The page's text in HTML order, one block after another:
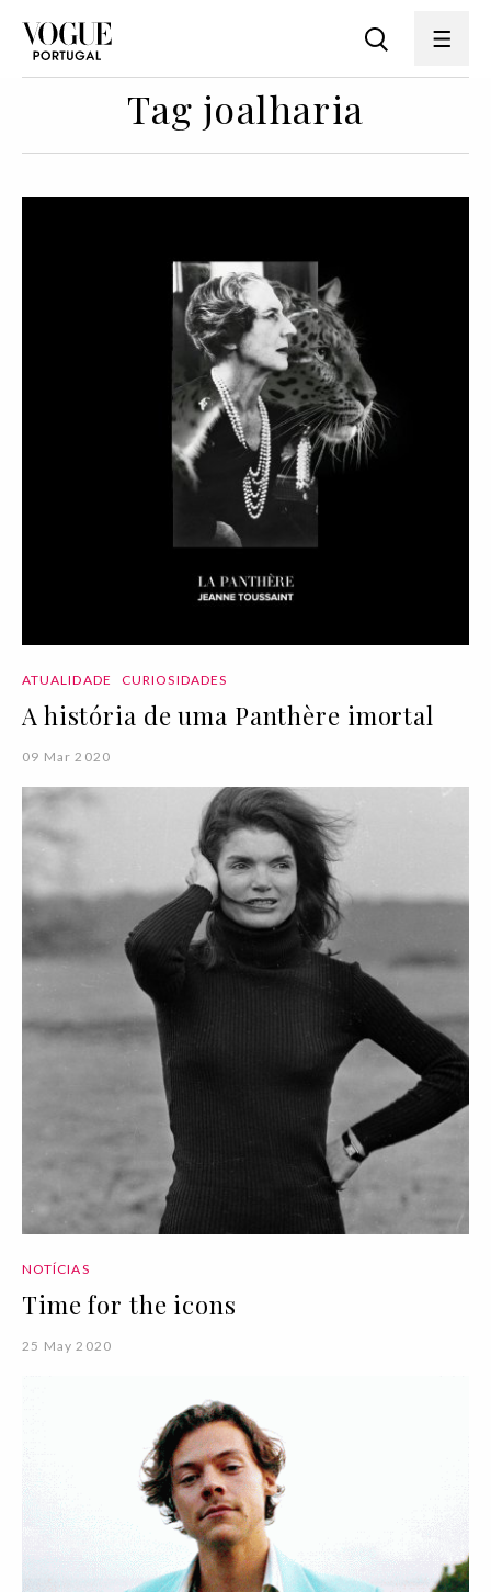
Tag joalharia
ATUALIDADE CURIOSIDADES
A história de uma Panthère imortal
09 Mar 2020
NOTÍCIAS
Time for the icons
25 May 2020